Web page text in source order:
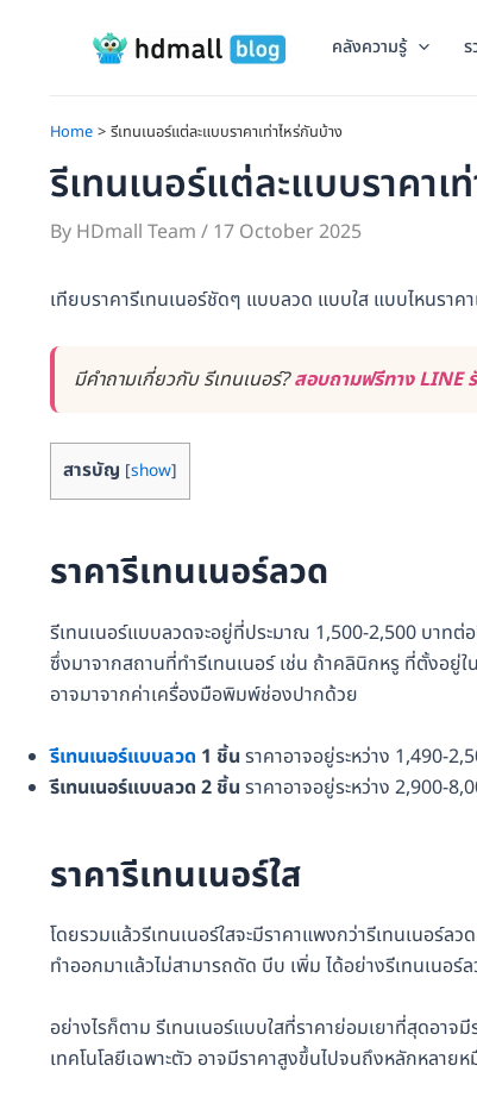
คลังความรู้
Home รีเทนเนอร์แต่ละแบบราคาเท่าไหร่กันบ้าง
รีเทนเนอร์แต่ละแบบราคาเ
By HDmall Team / 17 October 2025
เทียบราคารีเทนเนอร์ชัดๆ แบบลวด แบบใส แบบไหนราคา
มีคำถามเกี่ยวกับ รีเทนเนอร์?สอบถามฟรีทาง LINE
สารบัญ [show]
ราคารีเทนเนอร์ลวด
รีเทนเนอร์แบบลวดจะอยู่ที่ประมาณ 1,500-2,500 บาท
ซึ่งมาจากสถานที่ทำรีเทนเนอร์ เช่น ถ้าคลินิกหรู ที่ตั้งอ
อาจมาจากค่าเครื่องมือพิมพ์ช่องปากด้วย
รีเทนเนอร์แบบลวด 1 ชิ้น ราคาอาจอยู่ระหว่าง 1,490-
รีเทนเนอร์แบบลวด 2 ชิ้น ราคาอาจอยู่ระหว่าง 2,900-
ราคารีเทนเนอร์ใส
โดยรวมแล้วรีเทนเนอร์ใสจะมีราคาแพงกว่ารีเทนเนอร์
ทำออกมาแล้วไม่สามารถดัด บีบ เพิ่ม ได้อย่างรีเทนเนอร์
อย่างไรก็ตาม รีเทนเนอร์แบบใสที่ราคาย่อมเยาที่สุดอา
เทคโนโลยีเฉพาะตัว อาจมีราคาสูงขึ้นไปจนถึงหลักหลาย